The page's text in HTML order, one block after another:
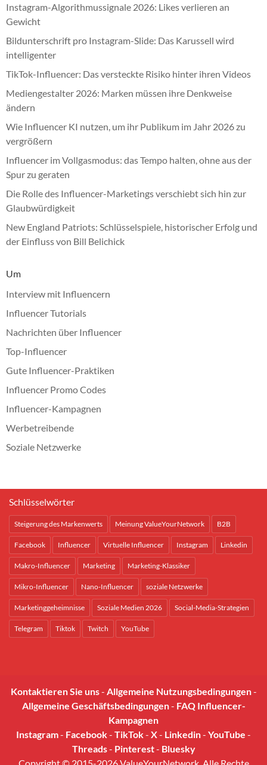
Instagram-Algorithmussignale 2026: Likes verlieren an
Gewicht
Bildunterschrift pro Instagram-Slide: Das Karussell wird
intelligenter
TikTok-Influencer: Das versteckte Risiko hinter ihren Videos
Mediengestalter 2026: Marken müssen ihre Denkweise
ändern
Wie Influencer KI nutzen, um ihr Publikum im Jahr 2026 zu
vergrößern
Influencer im Vollgasmodus: das Tempo halten, ohne aus der
Spur zu geraten
Die Rolle des Influencer-Marketings verschiebt sich hin zur
Glaubwürdigkeit
New England Patriots: Schlüsselspiele, historischer Erfolg und
der Einfluss von Bill Belichick
Um
Interview mit Influencern
Influencer Tutorials
Nachrichten über Influencer
Top-Influencer
Gute Influencer-Praktiken
Influencer Promo Codes
Influencer-Kampagnen
Werbetreibende
Soziale Netzwerke
Schlüsselwörter
Steigerung des Markenwerts Meinung ValueYourNetwork B2B
Facebook Influencer Virtuelle Influencer Instagram Linkedin
Makro-Influencer Marketing Marketing-Klassiker
Mikro-Influencer Nano-Influencer soziale Netzwerke
Marketinggeheimnisse Soziale Medien 2026 Social-Media-Strategien
Telegram Tiktok Twitch YouTube
Kontaktieren Sie uns- Allgemeine Nutzungsbedingungen-
Allgemeine Geschäftsbedingungen- FAQ Influencer-
Kampagnen
Instagram- Facebook- TikTok- X- Linkedin- YouTube -
Threads- Pinterest- Bluesky